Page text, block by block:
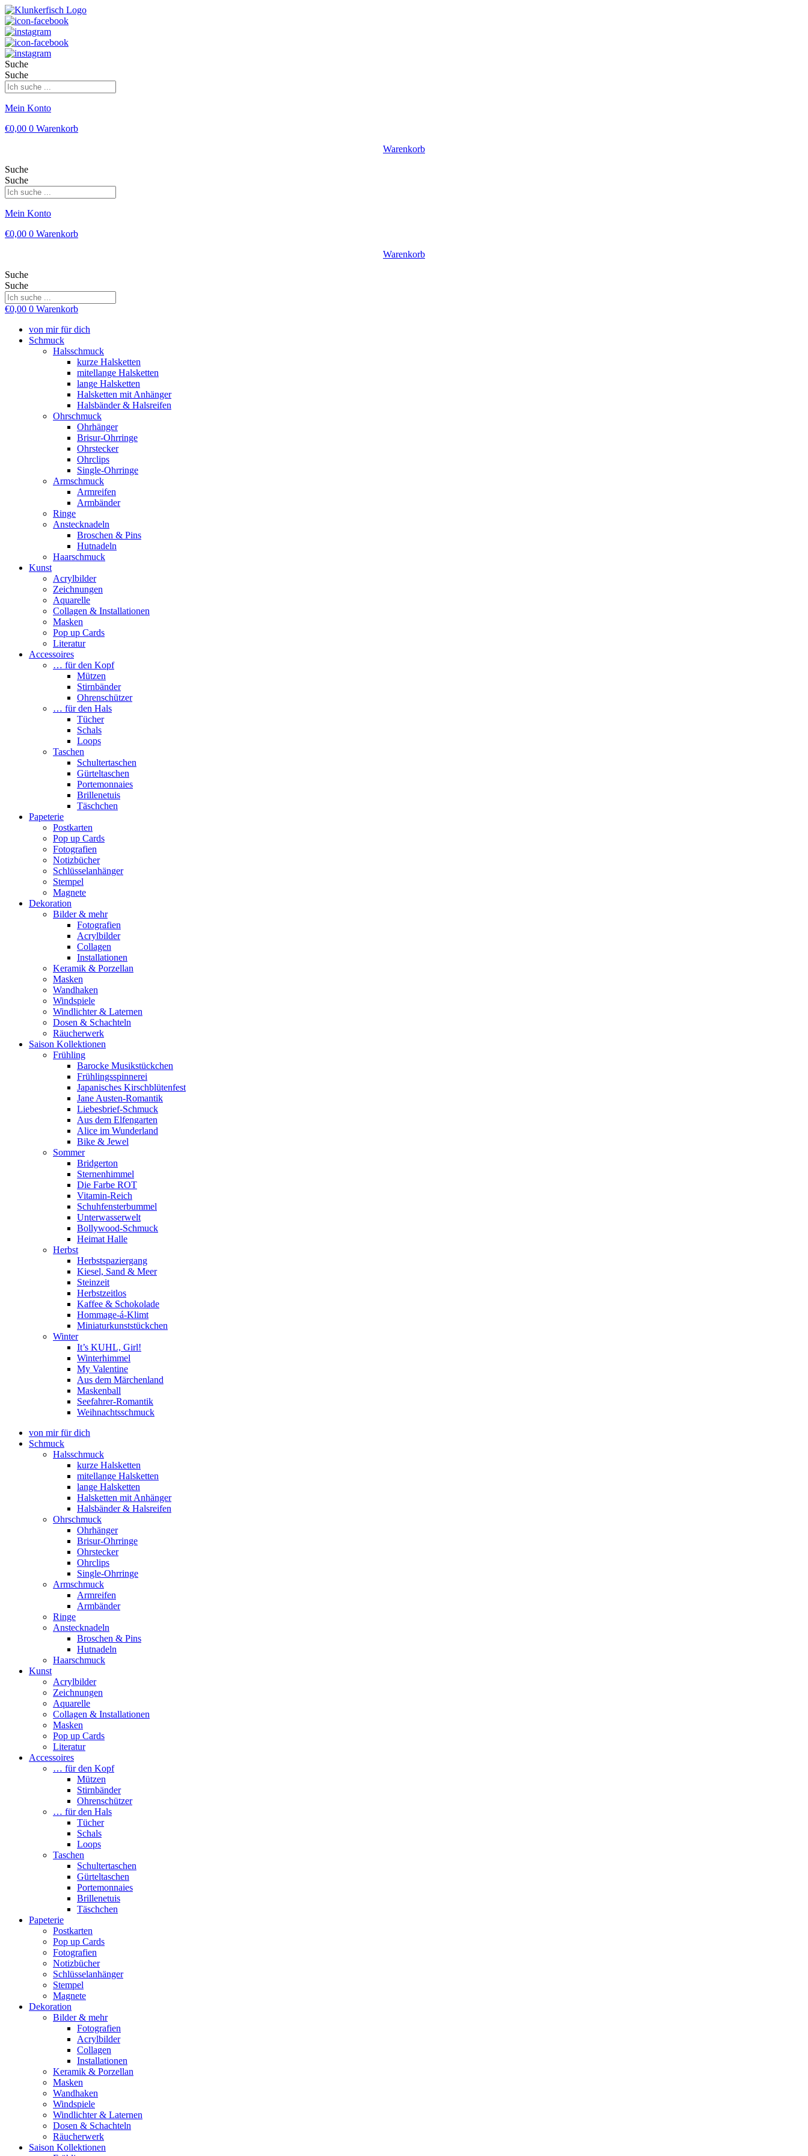
Suche
Suche
Mein Konto
€0,00 0 Warenkorb
Warenkorb
Suche
Suche
Mein Konto
€0,00 0 Warenkorb
Warenkorb
Suche
Suche
€0,00 0 Warenkorb
von mir für dich
Schmuck
Halsschmuck
kurze Halsketten
mitellange Halsketten
lange Halsketten
Halsketten mit Anhänger
Halsbänder & Halsreifen
Ohrschmuck
Ohrhänger
Brisur-Ohrringe
Ohrstecker
Ohrclips
Single-Ohrringe
Armschmuck
Armreifen
Armbänder
Ringe
Anstecknadeln
Broschen & Pins
Hutnadeln
Haarschmuck
Kunst
Acrylbilder
Zeichnungen
Aquarelle
Collagen & Installationen
Masken
Pop up Cards
Literatur
Accessoires
… für den Kopf
Mützen
Stirnbänder
Ohrenschützer
… für den Hals
Tücher
Schals
Loops
Taschen
Schultertaschen
Gürteltaschen
Portemonnaies
Brillenetuis
Täschchen
Papeterie
Postkarten
Pop up Cards
Fotografien
Notizbücher
Schlüsselanhänger
Stempel
Magnete
Dekoration
Bilder & mehr
Fotografien
Acrylbilder
Collagen
Installationen
Keramik & Porzellan
Masken
Wandhaken
Windspiele
Windlichter & Laternen
Dosen & Schachteln
Räucherwerk
Saison Kollektionen
Frühling
Barocke Musikstückchen
Frühlingsspinnerei
Japanisches Kirschblütenfest
Jane Austen-Romantik
Liebesbrief-Schmuck
Aus dem Elfengarten
Alice im Wunderland
Bike & Jewel
Sommer
Bridgerton
Sternenhimmel
Die Farbe ROT
Vitamin-Reich
Schuhfensterbummel
Unterwasserwelt
Bollywood-Schmuck
Heimat Halle
Herbst
Herbstspaziergang
Kiesel, Sand & Meer
Steinzeit
Herbstzeitlos
Kaffee & Schokolade
Hommage-á-Klimt
Miniaturkunststückchen
Winter
It’s KUHL, Girl!
Winterhimmel
My Valentine
Aus dem Märchenland
Maskenball
Seefahrer-Romantik
Weihnachtsschmuck
von mir für dich
Schmuck
Halsschmuck
kurze Halsketten
mitellange Halsketten
lange Halsketten
Halsketten mit Anhänger
Halsbänder & Halsreifen
Ohrschmuck
Ohrhänger
Brisur-Ohrringe
Ohrstecker
Ohrclips
Single-Ohrringe
Armschmuck
Armreifen
Armbänder
Ringe
Anstecknadeln
Broschen & Pins
Hutnadeln
Haarschmuck
Kunst
Acrylbilder
Zeichnungen
Aquarelle
Collagen & Installationen
Masken
Pop up Cards
Literatur
Accessoires
… für den Kopf
Mützen
Stirnbänder
Ohrenschützer
… für den Hals
Tücher
Schals
Loops
Taschen
Schultertaschen
Gürteltaschen
Portemonnaies
Brillenetuis
Täschchen
Papeterie
Postkarten
Pop up Cards
Fotografien
Notizbücher
Schlüsselanhänger
Stempel
Magnete
Dekoration
Bilder & mehr
Fotografien
Acrylbilder
Collagen
Installationen
Keramik & Porzellan
Masken
Wandhaken
Windspiele
Windlichter & Laternen
Dosen & Schachteln
Räucherwerk
Saison Kollektionen